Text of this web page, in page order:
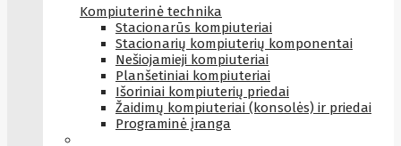
Kompiuterinė technika
Stacionarūs kompiuteriai
Stacionarių kompiuterių komponentai
Nešiojamieji kompiuteriai
Planšetiniai kompiuteriai
Išoriniai kompiuterių priedai
Žaidimų kompiuteriai (konsolės) ir priedai
Programinė įranga